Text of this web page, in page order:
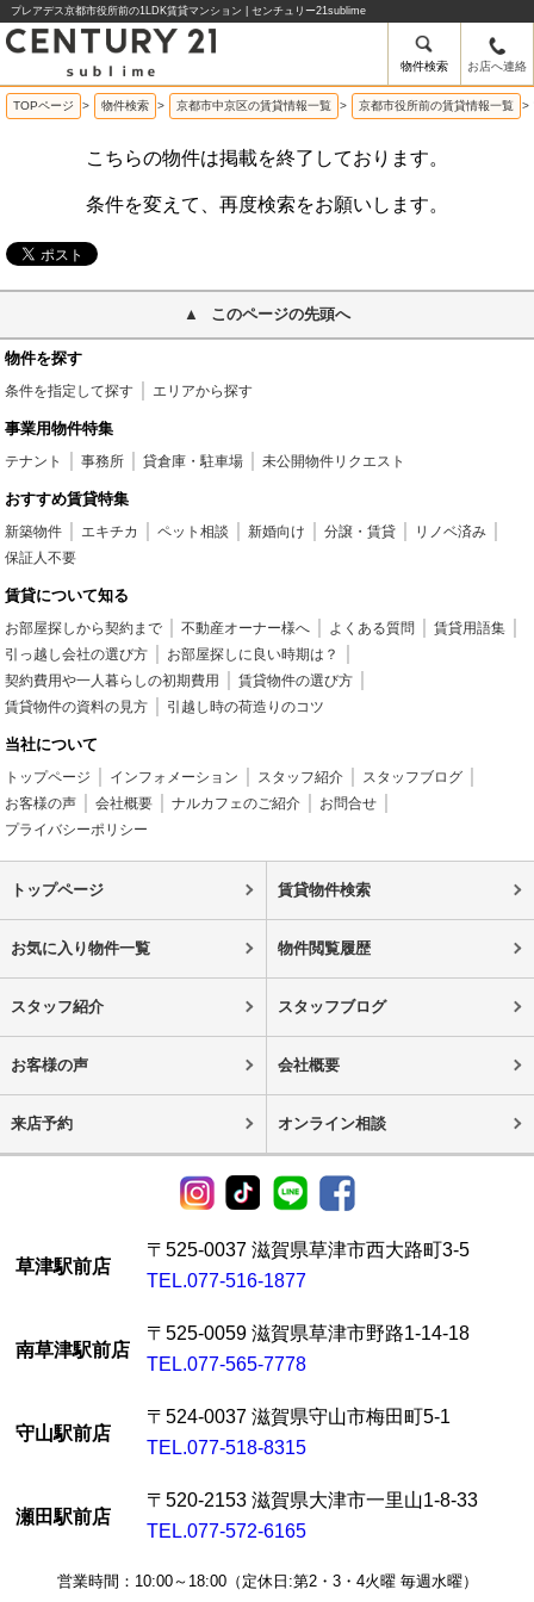
プレアデス京都市役所前の1LDK賃貸マンション | センチュリー21sublime
物件検索 お店へ連絡
TOPページ > 物件検索 > 京都市中京区の賃貸情報一覧 > 京都市役所前の賃貸情報一覧 >
こちらの物件は掲載を終了しております。
条件を変えて、再度検索をお願いします。
このページの先頭へ
物件を探す
条件を指定して探す エリアから探す
事業用物件特集
テナント 事務所 貸倉庫・駐車場 未公開物件リクエスト
おすすめ賃貸特集
新築物件 エキチカ ペット相談 新婚向け 分譲・賃貸
リノベ済み
保証人不要
賃貸について知る
お部屋探しから契約まで 不動産オーナー様へ よくある質問
賃貸用語集
引っ越し会社の選び方
お部屋探しに良い時期は？
契約費用や一人暮らしの初期費用
賃貸物件の選び方
賃貸物件の資料の見方
引越し時の荷造りのコツ
当社について
トップページ インフォメーション スタッフ紹介
スタッフブログ
お客様の声
会社概要 ナルカフェのご紹介
お問合せ
プライバシーポリシー
トップページ 賃貸物件検索
お気に入り物件一覧 物件閲覧履歴
スタッフ紹介 スタッフブログ
お客様の声 会社概要
来店予約 オンライン相談
草津駅前店
〒525-0037 滋賀県草津市西大路町3-5
TEL.077-516-1877
南草津駅前店
〒525-0059 滋賀県草津市野路1-14-18
TEL.077-565-7778
守山駅前店
〒524-0037 滋賀県守山市梅田町5-1
TEL.077-518-8315
瀬田駅前店
〒520-2153 滋賀県大津市一里山1-8-33
TEL.077-572-6165
営業時間：10:00～18:00（定休日:第2・3・4火曜 毎週水曜）